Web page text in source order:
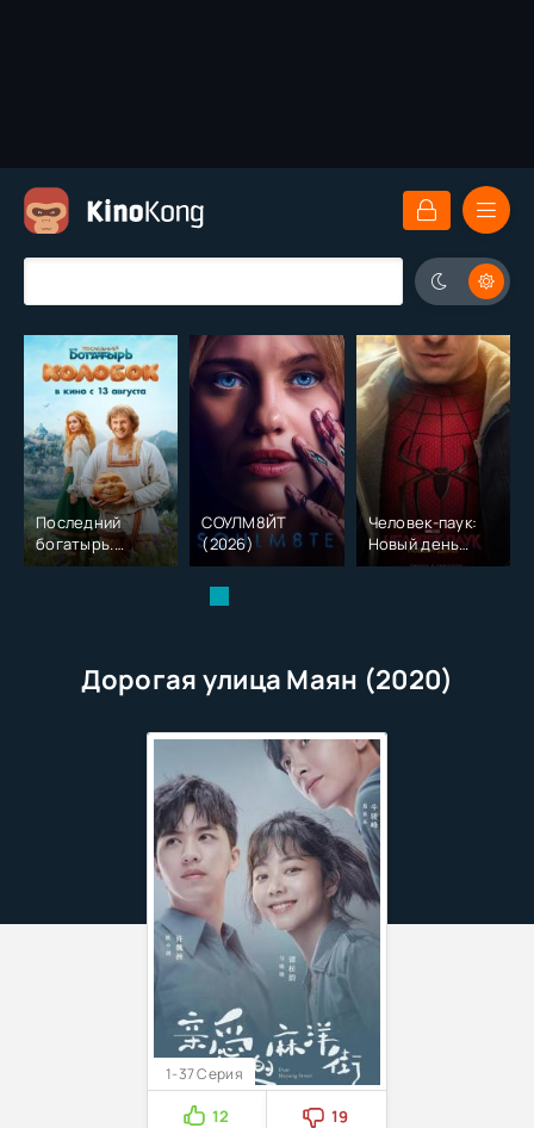
Последний
богатырь.
Колобок (2026)
СОУЛМ8ЙТ
(2026)
Человек-паук:
Новый день
(2026)
Дорогая улица Маян (2020)
1-37 Серия
12
19